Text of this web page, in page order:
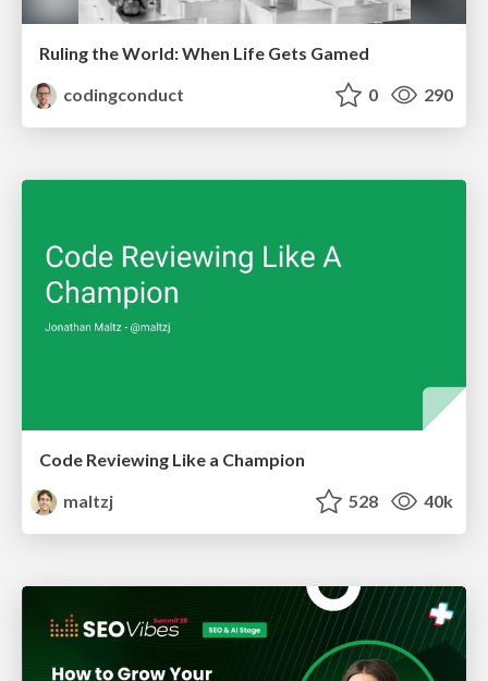
Ruling the World: When Life Gets Gamed
codingconduct
0 290
Code Reviewing Like a Champion
maltzj
528 40k